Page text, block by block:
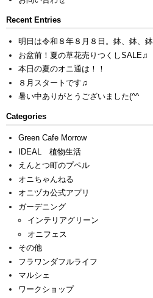
Recent Entries
明日は令和８年８月８日。鉢、鉢、
お盆前！夏の草花売りつくしSALE♫
本日の夏のオニ通は！！
８月スタートです♫
暑い中ありがとうございました(^^ゞ
Categories
Green Cafe Morrow
IDEAL 植物生活
えんとつ町のプペル
オニちゃんねる
オニヅカ公式アプリ
ガーデニング
インテリアグリーン
オニフェス
その他
フラワンダフルライフ
マルシェ
ワークショップ